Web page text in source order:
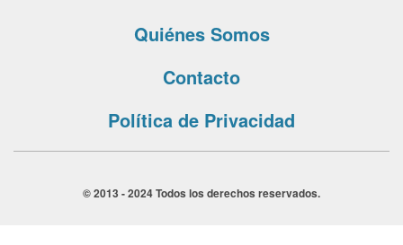
Quiénes Somos
Contacto
Política de Privacidad
© 2013 - 2024 Todos los derechos reservados.